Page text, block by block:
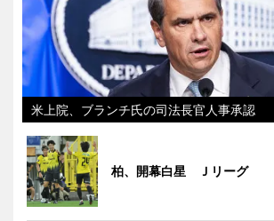
米上院、ブランチ氏の司法長官人事承認
柏、開幕白星 Ｊリーグ